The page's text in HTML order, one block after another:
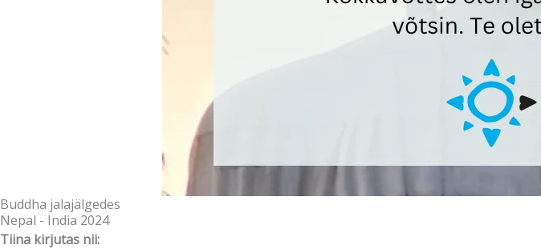
Buddha jalajälgedes
Nepal - India 2024
Tiina kirjutas nii: